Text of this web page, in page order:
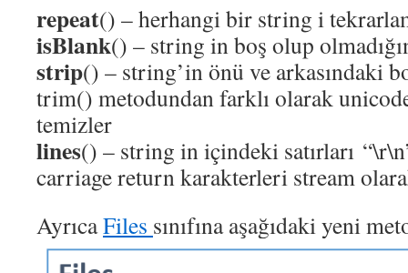
repeat() – herhangi bir string i
isBlank() – string in boş olup
strip() – string’in önü ve arkasındaki
trim() metodundan farklı olarak
temizler
lines() – string in içindeki satırları
carriage return karakterleri stream
AyrıcaFiles sınıfına aşağıdaki yeni